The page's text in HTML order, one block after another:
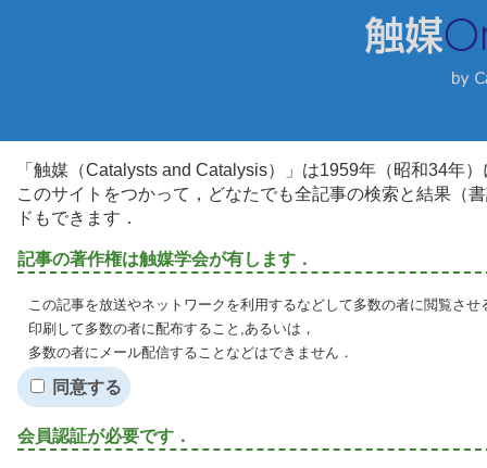
「触媒（Catalysts and Catalysis）」は1959年（昭和34年
このサイトをつかって，どなたでも全記事の検索と結果（
ドもできます．
記事の著作権は触媒学会が有します．
この記事を放送やネットワークを利用するなどして多数の者に閲覧させ
印刷して多数の者に配布すること,あるいは，
多数の者にメール配信することなどはできません．
同意する
会員認証が必要です．